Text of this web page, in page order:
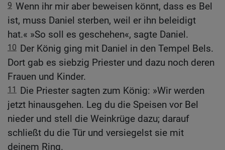
9 Wenn ihr mir aber beweisen könnt, dass es Bel
ist, muss Daniel sterben, weil er ihn beleidigt
hat.« »So soll es geschehen«, sagte Daniel.
10 Der König ging mit Daniel in den Tempel Bels.
Dort gab es siebzig Priester und dazu noch deren
Frauen und Kinder.
11
Die Priester sagten zum König: »Wir werden
jetzt hinausgehen. Leg du die Speisen vor Bel
nieder und stell die Weinkrüge dazu; darauf
schließt du die Tür und versiegelst sie mit
deinem Ring.